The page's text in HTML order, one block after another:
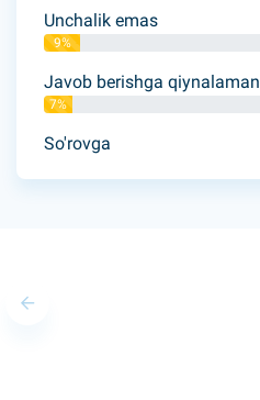
Unchalik emas
9%
Javob berishga qiynalaman
7%
So'rovga